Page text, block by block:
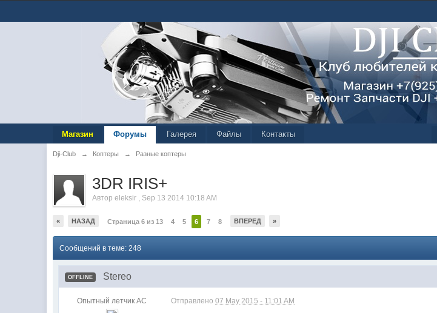
Магазин Форумы Галерея Файлы Контакты
Dji-Club → Коптеры → Разные коптеры
3DR IRIS+
Авторeleksir , Sep 13 2014 10:18 AM
« НАЗАД Страница 6 из 13 4 5 6 7 8 ВПЕРЕД »
Сообщений в теме: 248
OFFLINE Stereo
Опытный летчик АС Отправлено07 May 2015 - 11:01 AM